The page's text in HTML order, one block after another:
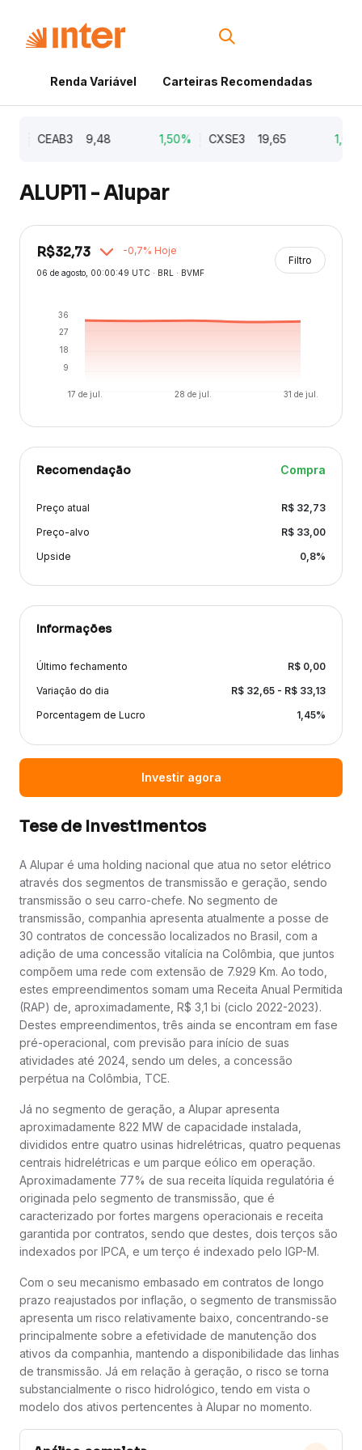
Renda Variável Carteiras Recomendadas
CEAB3 9,48 1,50% CXSE3 19,65 1,03%
ALUP11 - Alupar
R$32,73 -0,7% Hoje
06 de agosto , 00:00:49 UTC · BRL · BVMF
Filtro
17 de jul. 28 de jul. 31 de jul.
9
18
27
36
Recomendação Compra
Preço atual R$ 32,73
Preço-alvo
R$ 33,00
Upside
0,8%
Informações
Último fechamento R$ 0,00
Variação do dia R$ 32,65- R$ 33,13
Porcentagem de Lucro
1,45%
Investir agora
Tese de Investimentos
A Alupar é uma holding nacional que atua no setor elétrico
através dos segmentos de transmissão e geração, sendo
transmissão o seu carro-chefe. No segmento de
transmissão, companhia apresenta atualmente a posse de
30 contratos de concessão localizados no Brasil, com a
adição de uma concessão vitalícia na Colômbia, que juntos
compõem uma rede com extensão de 7.929 Km. Ao todo,
estes empreendimentos somam uma Receita Anual Permitida
(RAP) de, aproximadamente, R$ 3,1 bi (ciclo 2022-2023).
Destes empreendimentos, três ainda se encontram em fase
pré-operacional, com previsão para início de suas
atividades até 2024, sendo um deles, a concessão
perpétua na Colômbia, TCE.
Já no segmento de geração, a Alupar apresenta
aproximadamente 822 MW de capacidade instalada,
divididos entre quatro usinas hidrelétricas, quatro pequenas
centrais hidrelétricas e um parque eólico em operação.
Aproximadamente 77% de sua receita líquida regulatória é
originada pelo segmento de transmissão, que é
caracterizado por fortes margens operacionais e receita
garantida por contratos, sendo que destes, dois terços são
indexados por IPCA, e um terço é indexado pelo IGP-M.
Com o seu mecanismo embasado em contratos de longo
prazo reajustados por inflação, o segmento de transmissão
apresenta um risco relativamente baixo, concentrando-se
principalmente sobre a efetividade de manutenção dos
ativos da companhia, mantendo a disponibilidade das linhas
de transmissão. Já em relação à geração, o risco se torna
substancialmente o risco hidrológico, tendo em vista o
modelo dos ativos pertencentes à Alupar no momento.